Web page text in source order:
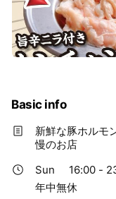
皆さまのご来店お待
Basic info
新鮮な豚ホルモ
慢のお店
Sun
16:00 -
年中無休